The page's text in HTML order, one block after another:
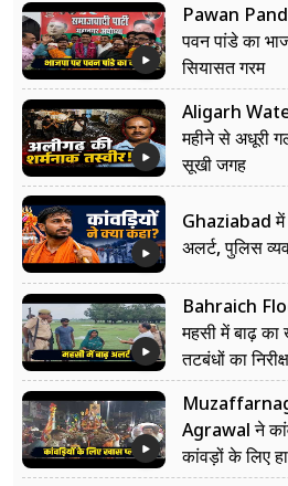
Pawan
पवन पांडे का
सियासत गरम
Aligarh
महीने से अधूरी
सूखी जगह
Ghaziabad
अलर्ट, पुलिस
Bahraich
महसी में बाढ़
तटबंधों का
Agrawal ने
कांवड़ों के लिए